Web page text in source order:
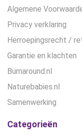
Algemene
Privacy verklaring
Herroepingsrecht /
Garantie en klachten
Bumaround.nl
Naturebabies.nl
Samenwerking
Categorieën